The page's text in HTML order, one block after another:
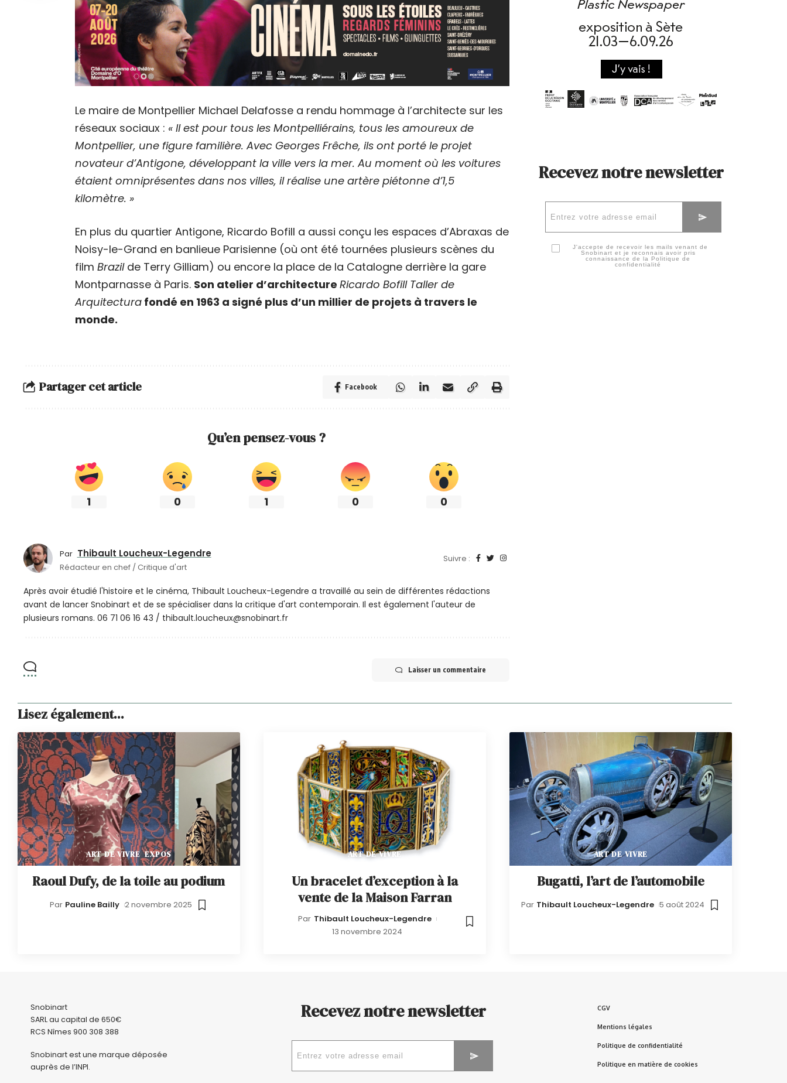
Le maire de Montpellier Michael Delafosse a rendu hommage à l’architecte sur les
réseaux sociaux : « Il est pour tous les Montpelliérains, tous les amoureux de
Montpellier, une figure familière. Avec Georges Frêche, ils ont porté le projet
novateur d’Antigone, développant la ville vers la mer. Au moment où les voitures
étaient omniprésentes dans nos villes, il réalise une artère piétonne d’1,5
kilomètre. »
En plus du quartier Antigone, Ricardo Bofill a aussi conçu les espaces d’Abraxas de
Noisy-le-Grand en banlieue Parisienne (où ont été tournées plusieurs scènes du
film Brazilde Terry Gilliam) ou encore la place de la Catalogne derrière la gare
Montparnasse à Paris. Son atelier d’architecture Ricardo Bofill Taller de
Arquitectura fondé en 1963 a signé plus d’un millier de projets à travers le
monde.
Partager cet article Facebook
Qu’en pensez-vous ?
1 0 1 0 0
Par Thibault Loucheux-Legendre
Rédacteur en chef / Critique d'art
Suivre :
Après avoir étudié l'histoire et le cinéma, Thibault Loucheux-Legendre a travaillé au sein de différentes rédactions
avant de lancer Snobinart et de se spécialiser dans la critique d'art contemporain. Il est également l'auteur de
plusieurs romans. 06 71 06 16 43 / thibault.loucheux@snobinart.fr
Laisser un commentaire
Recevez notre newsletter
J'accepte de recevoir les mails venant de
Snobinart et je reconnais avoir pris
connaissance de la Politique de
confidentialité
Lisez également...
ART DE VIVRE EXPOS
Raoul Dufy, de la toile au podium
Par Pauline Bailly 2 novembre 2025
ART DE VIVRE
Un bracelet d’exception à la
vente de la Maison Farran
Par Thibault Loucheux-Legendre
13 novembre 2024
ART DE VIVRE
Bugatti, l’art de l’automobile
Par Thibault Loucheux-Legendre 5 août 2024
Snobinart
SARL au capital de 650€
RCS Nîmes 900 308 388
Snobinart est une marque déposée
auprès de l’INPI.
Recevez notre newsletter CGV
Mentions légales
Politique de confidentialité
Politique en matière de cookies